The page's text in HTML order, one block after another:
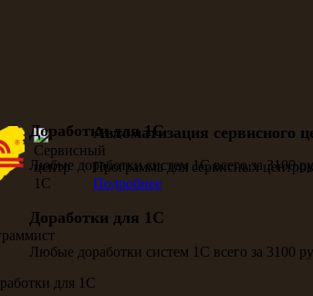
Доработки для 1С
Любые доработки систем 1С всего за 3100
Автоматизация сервисного
Программа для сервисных
Подробнее
Доработки для 1С
Любые доработки систем 1С всего за 3100